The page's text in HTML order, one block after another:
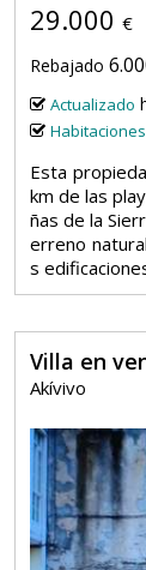
29.000 €
Rebajado
Actualizado
Habitaciones
Esta
km de las
ñas de la
erreno
s
Villa en
Akívivo